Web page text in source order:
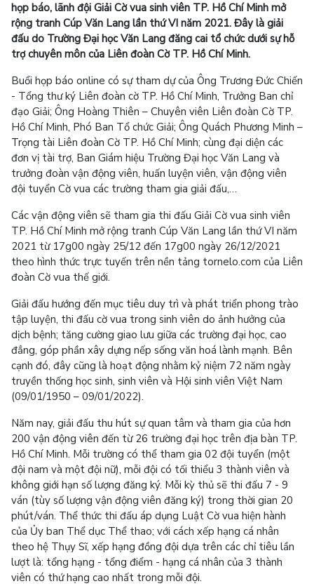
họp báo, lãnh đội Giải Cờ vua sinh viên TP. Hồ Chí Minh mở
rộng tranh Cúp Văn Lang lần thứ VI năm 2021. Đây là giải
đấu do Trường Đại học Văn Lang đăng cai tổ chức dưới sự hỗ
trợ chuyên môn của Liên đoàn Cờ TP. Hồ Chí Minh.
Buổi họp báo online có sự tham dự của Ông Trương Đức Chiến
- Tổng thư ký Liên đoàn cờ TP. Hồ Chí Minh, Trưởng Ban chỉ
đạo Giải; Ông Hoàng Thiên – Chuyên viên Liên đoàn Cờ TP.
Hồ Chí Minh, Phó Ban Tổ chức Giải; Ông Quách Phương Minh –
Trọng tài Liên đoàn Cờ TP. Hồ Chí Minh; cùng đại diện các
đơn vị tài trợ, Ban Giám hiệu Trường Đại học Văn Lang và
trưởng đoàn vận động viên, huấn luyện viên, vận động viên
đội tuyển Cờ vua các trường tham gia giải đấu,…
Các vận động viên sẽ tham gia thi đấu Giải Cờ vua sinh viên
TP. Hồ Chí Minh mở rộng tranh Cúp Văn Lang lần thứ VI năm
2021 từ 17g00 ngày 25/12 đến 17g00 ngày 26/12/2021
theo hình thức trực tuyến trên nền tảng tornelo.com của Liên
đoàn Cờ vua thế giới.
Giải đấu hướng đến mục tiêu duy trì và phát triển phong trào
tập luyện, thi đấu cờ vua trong sinh viên do ảnh hưởng của
dịch bệnh; tăng cường giao lưu giữa các trường đại học, cao
đẳng, góp phần xây dựng nếp sống văn hoá lành mạnh. Bên
cạnh đó, đây cũng là hoạt động nhằm kỷ niệm 72 năm ngày
truyền thống học sinh, sinh viên và Hội sinh viên Việt Nam
(09/01/1950 – 09/01/2022).
Năm nay, giải đấu thu hút sự quan tâm và tham gia của hơn
200 vận động viên đến từ 26 trường đại học trên địa bàn TP.
Hồ Chí Minh. Mỗi trường có thể tham gia 02 đội tuyển (một
đội nam và một đội nữ), mỗi đội có tối thiểu 3 thành viên và
không giới hạn số lượng đăng ký. Mỗi kỳ thủ sẽ thi đấu 7 - 9
ván (tùy số lượng vận động viên đăng ký) trong thời gian 20
phút/ván. Thể thức thi đấu áp dụng Luật Cờ vua hiện hành
của Ủy ban Thể dục Thể thao; với cách xếp hạng cá nhân
theo hệ Thụy Sĩ, xếp hạng đồng đội dựa trên các chỉ tiêu lần
lượt là: tổng hạng - tổng điểm - hạng cá nhân của 3 thành
viên có thứ hạng cao nhất trong mỗi đội.